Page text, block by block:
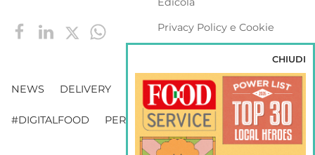
Privacy Policy e Cookie
NEWS DELIVERY DISTRIBUZIONE
#DIGITALFOOD PERSONE WEBINAR VENDING
CHIUDI